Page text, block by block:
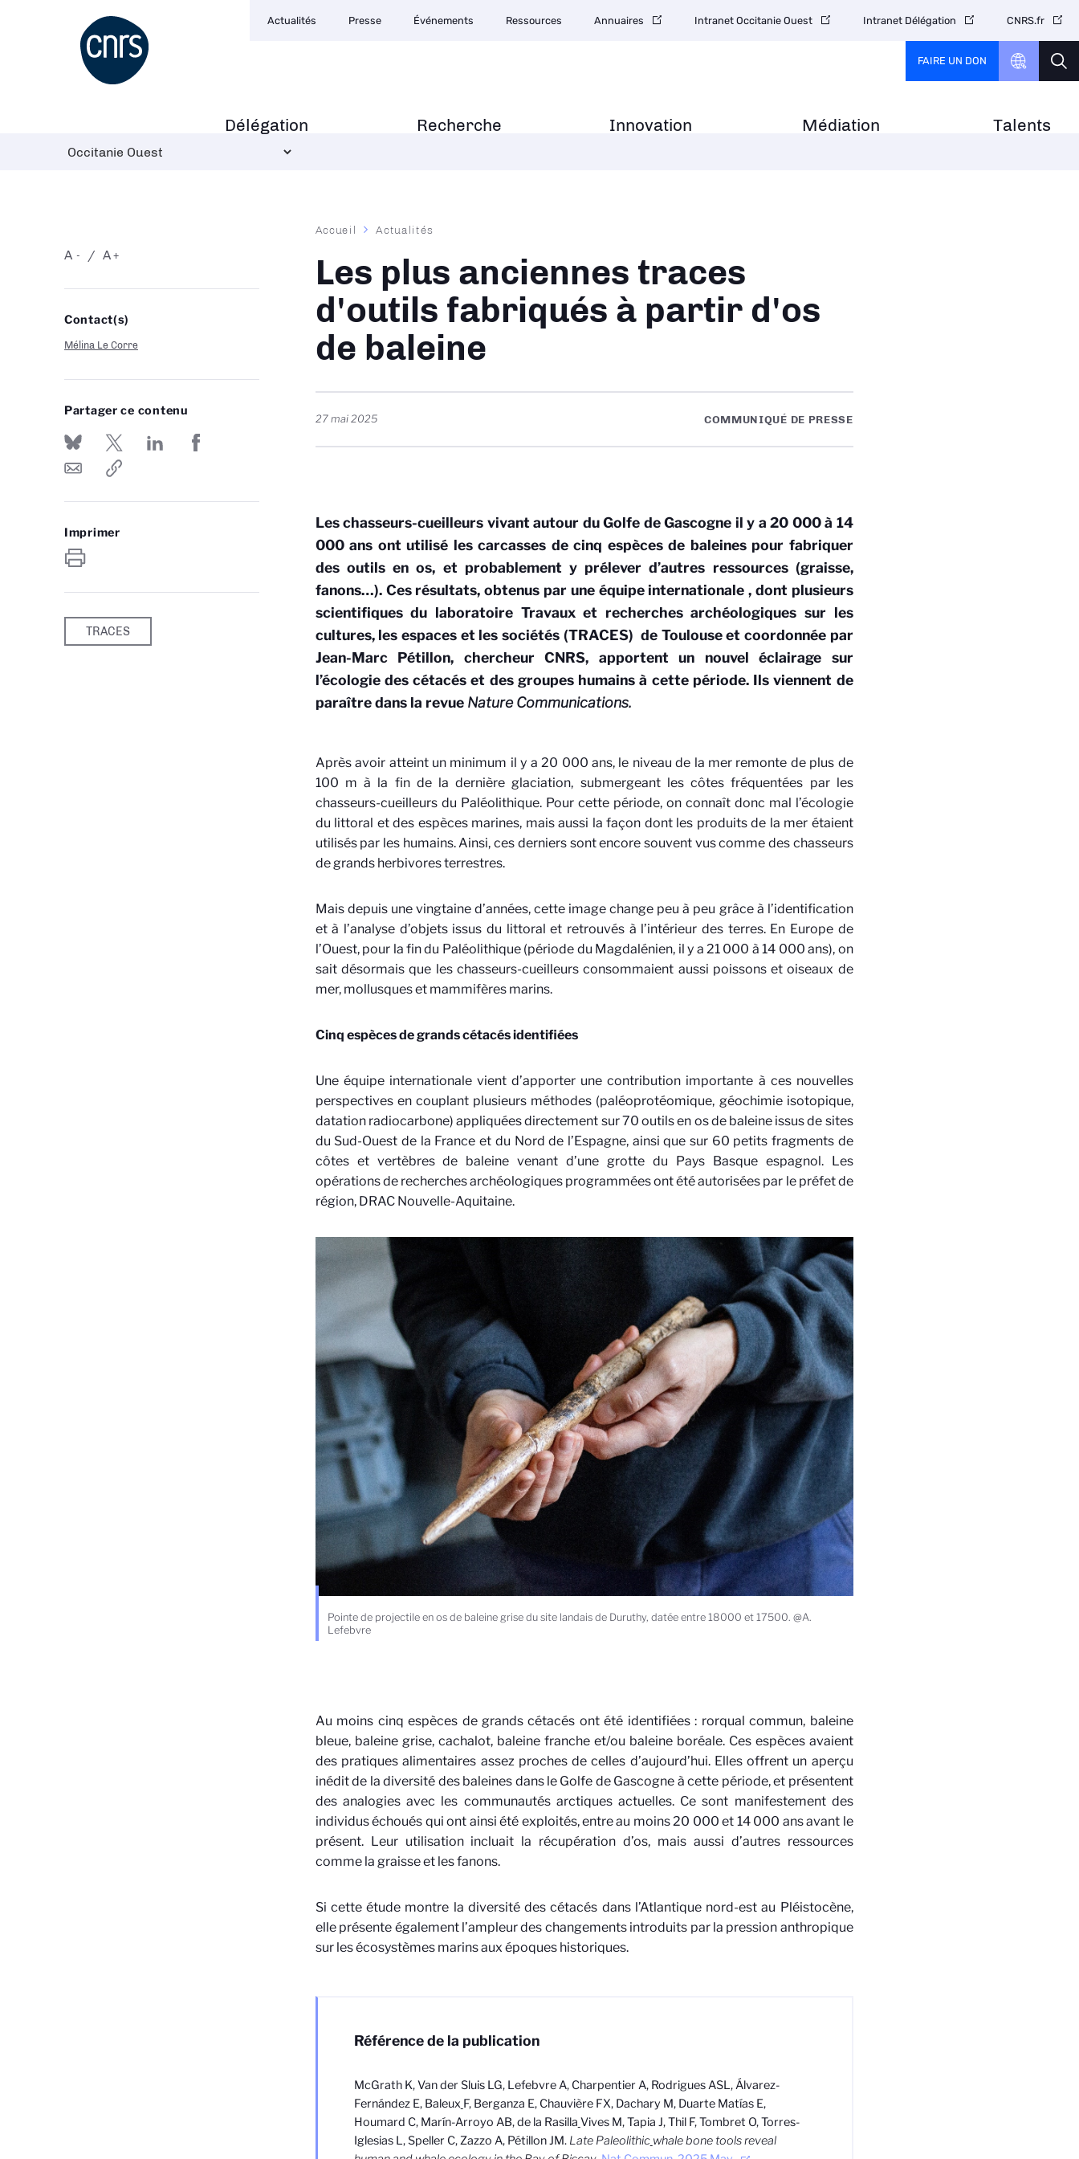
Navigation
principale
Délégation Recherche Innovation Médiation Talents
secondaire
Actualités Presse Événements Ressources Annuaires Intranet Occitanie Ouest Intranet Délégation CNRS.fr
FAIRE UN DON
-
A +
A
Contact(s)
Mélina Le Corre
Partager ce contenu
Imprimer
TRACES
Fil
Accueil Actualités
Les plus anciennes traces
d'outils fabriqués à partir d'os
de baleine
27 mai 2025 COMMUNIQUÉ DE PRESSE
Les chasseurs-cueilleurs vivant autour du Golfe de Gascogne il y a 20 000 à 14
000 ans ont utilisé les carcasses de cinq espèces de baleines pour fabriquer
des outils en os, et probablement y prélever d’autres ressources (graisse,
fanons…). Ces résultats, obtenus par une équipe internationale , dont plusieurs
scientifiques du laboratoire Travaux et recherches archéologiques sur les
cultures, les espaces et les sociétés (TRACES) de Toulouse et coordonnée par
Jean-Marc Pétillon, chercheur CNRS, apportent un nouvel éclairage sur
l’écologie des cétacés et des groupes humains à cette période. Ils viennent de
paraître dans la revue Nature Communications.
Après avoir atteint un minimum il y a 20 000 ans, le niveau de la mer remonte de plus de
100 m à la fin de la dernière glaciation, submergeant les côtes fréquentées par les
chasseurs-cueilleurs du Paléolithique. Pour cette période, on connaît donc mal l’écologie
du littoral et des espèces marines, mais aussi la façon dont les produits de la mer étaient
utilisés par les humains. Ainsi, ces derniers sont encore souvent vus comme des chasseurs
de grands herbivores terrestres.
Mais depuis une vingtaine d’années, cette image change peu à peu grâce à l’identification
et à l’analyse d’objets issus du littoral et retrouvés à l’intérieur des terres. En Europe de
l’Ouest, pour la fin du Paléolithique (période du Magdalénien, il y a 21 000 à 14 000 ans), on
sait désormais que les chasseurs-cueilleurs consommaient aussi poissons et oiseaux de
mer, mollusques et mammifères marins.
Cinq espèces de grands cétacés identifiées
Une équipe internationale vient d’apporter une contribution importante à ces nouvelles
perspectives en couplant plusieurs méthodes (paléoprotéomique, géochimie isotopique,
datation radiocarbone) appliquées directement sur 70 outils en os de baleine issus de sites
du Sud-Ouest de la France et du Nord de l’Espagne, ainsi que sur 60 petits fragments de
côtes et vertèbres de baleine venant d’une grotte du Pays Basque espagnol. Les
opérations de recherches archéologiques programmées ont été autorisées par le préfet de
région, DRAC Nouvelle-Aquitaine.
Pointe de projectile en os de baleine grise du site landais de Duruthy, datée entre 18000 et 17500. @A.
Lefebvre
Au moins cinq espèces de grands cétacés ont été identifiées : rorqual commun, baleine
bleue, baleine grise, cachalot, baleine franche et/ou baleine boréale. Ces espèces avaient
des pratiques alimentaires assez proches de celles d’aujourd’hui. Elles offrent un aperçu
inédit de la diversité des baleines dans le Golfe de Gascogne à cette période, et présentent
des analogies avec les communautés arctiques actuelles. Ce sont manifestement des
individus échoués qui ont ainsi été exploités, entre au moins 20 000 et 14 000 ans avant le
présent. Leur utilisation incluait la récupération d’os, mais aussi d’autres ressources
comme la graisse et les fanons.
Si cette étude montre la diversité des cétacés dans l’Atlantique nord-est au Pléistocène,
elle présente également l’ampleur des changements introduits par la pression anthropique
sur les écosystèmes marins aux époques historiques.
Référence de la publication
McGrath K, Van der Sluis LG, Lefebvre A, Charpentier A, Rodrigues ASL, Álvarez-
Fernández E, Baleux F, Berganza E, Chauvière FX, Dachary M, Duarte Matías E,
Houmard C, Marín-Arroyo AB, de la Rasilla Vives M, Tapia J, Thil F, Tombret O, Torres-
Iglesias L, Speller C, Zazzo A, Pétillon JM. Late Paleolithic whale bone tools reveal